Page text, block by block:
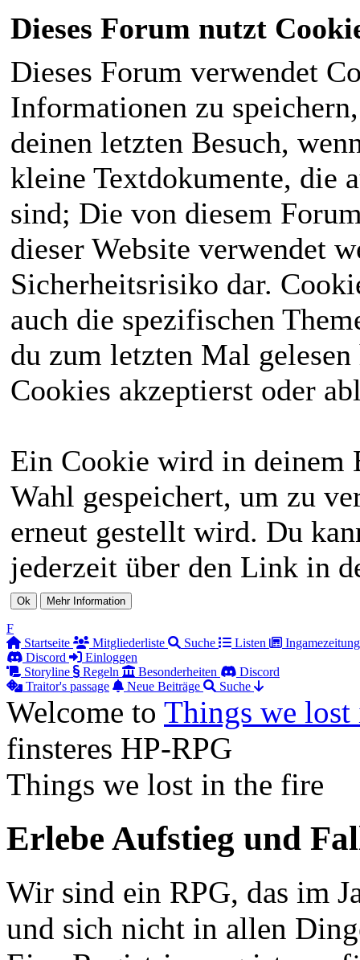
Dieses Forum nutzt
Dieses Forum verwendet
Informationen zu
deinen letzten Besuch,
kleine Textdokumente, die
sind; Die von diesem
dieser Website verwendet
Sicherheitsrisiko dar.
auch die spezifischen
du zum letzten Mal
Cookies akzeptierst oder
Ein Cookie wird in deinem
Wahl gespeichert, um zu
erneut gestellt wird. Du
jederzeit über den Link in
F
Startseite
Mitgliederliste Suche Listen
Ingamezeitung
Discord
Einloggen
Storyline
Regeln Besonderheiten
Discord
Traitor's passage
Neue Beiträge Suche
Welcome to Things we
finsteres HP-RPG
Things we lost in the fire
Erlebe Aufstieg und
Wir sind ein RPG, das im
und sich nicht in allen